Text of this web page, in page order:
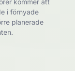
kommer att
i förnyade
planerade